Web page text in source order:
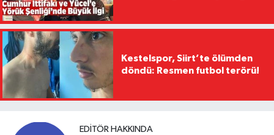
Kestelspor, Siirt’te ölümden
döndü: Resmen futbol terörü!
EDITÖR HAKKINDA